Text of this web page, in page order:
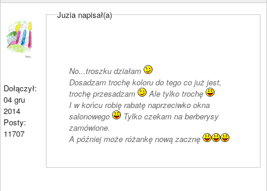
Dołączył:
04 gru
2014
Posty:
11707
Juzia napisał(a)
No...troszku działam
Dosadzam trochę koloru do tego co już jest,
trochę przesadzam
Ale tylko trochę
I w końcu robię rabatę naprzeciwko okna
salonowego
Tylko czekam na berberysy
zamówione.
A później może różankę nową zacznę